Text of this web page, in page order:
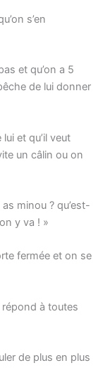
s’en
et qu’on a 5
de lui donner
et qu’il veut
un câlin ou on
minou ? qu’est-
y va ! »
fermée et on se
à toutes
de plus en plus